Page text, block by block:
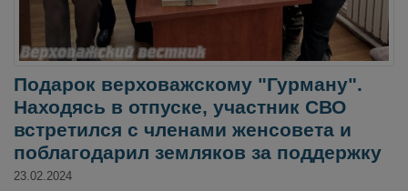
Подарок верховажскому "Гурману".
Находясь в отпуске, участник СВО
встретился с членами женсовета и
поблагодарил земляков за поддержку
23.02.2024